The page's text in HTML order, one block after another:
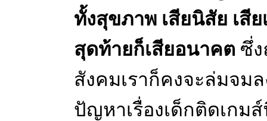
ทั้งสุขภาพ เสียนิสัย เสีย
สุดท้ายก็เสียอนาคต ซึ่
สังคมเราก็คงจะล่มจม
ปัญหาเรื่องเด็กติดเกม